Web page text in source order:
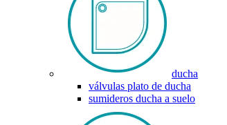
ducha
válvulas plato de ducha
sumideros ducha a suelo